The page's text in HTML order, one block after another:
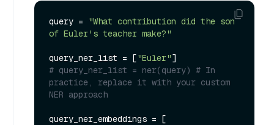
query =
"What contribution did the son
of Euler's teacher make?"
query_ner_list = ["Euler"
# query_ner_list = ner(query) # In
practice, replace it with your custom
NER approach
query_ner_embeddings = [